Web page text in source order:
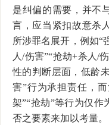
是纠偏的需要，并不
言，应当紧扣故意杀
所涉罪名展开，例如“
人/伤害”“抢劫+杀人/
性的判断层面，低龄
害”行为承担责任，
架”“抢劫”等行为仅
否之要素来加以考量。